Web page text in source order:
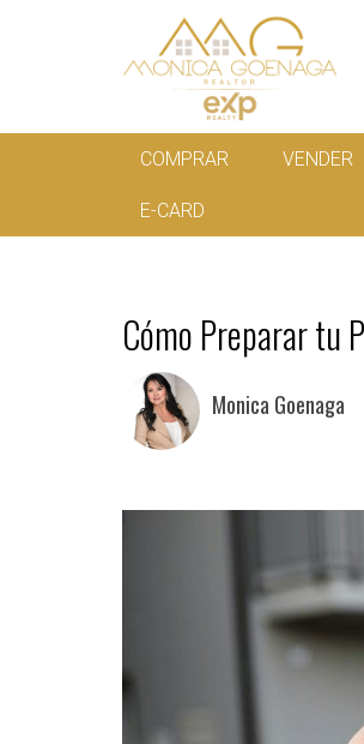
COMPRAR VENDER
E-CARD
Cómo Preparar tu
Monica Goenaga